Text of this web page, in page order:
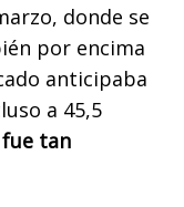
donde se
por encima
anticipaba
a 45,5
tan